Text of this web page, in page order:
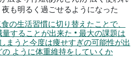
夜も明るく過ごせるようになった
の生活習慣に切り替えたことで、
することが出来た • 最大の課題は
まうと今度は痩せすぎの可能性が出
ように体重維持をしていくか